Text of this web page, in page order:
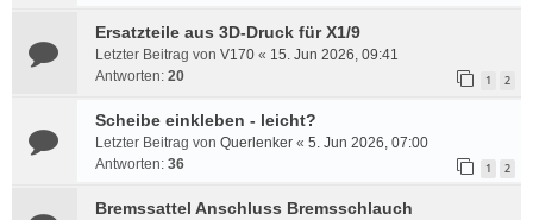
Ersatzteile aus 3D-Druck für X1/9
Letzter Beitrag von V170 « 15. Jun 2026, 09:41
Antworten: 20 1 2
Scheibe einkleben - leicht?
Letzter Beitrag von Querlenker « 5. Jun 2026, 07:00
Antworten: 36 1 2
Bremssattel Anschluss Bremsschlauch